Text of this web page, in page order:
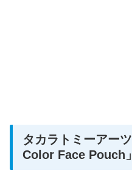
タカラトミーアーツ
Color Face Pouch」